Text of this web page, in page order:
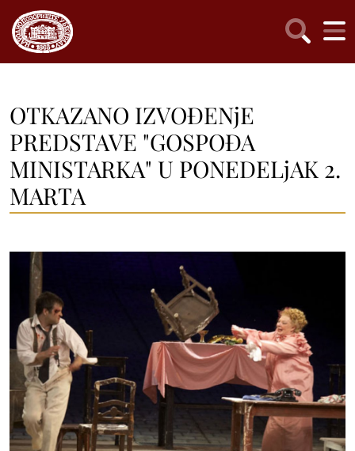
OTKAZANO IZVOĐENjE
PREDSTAVE "GOSPOĐA
MINISTARKA" U PONEDELjAK 2.
MARTA